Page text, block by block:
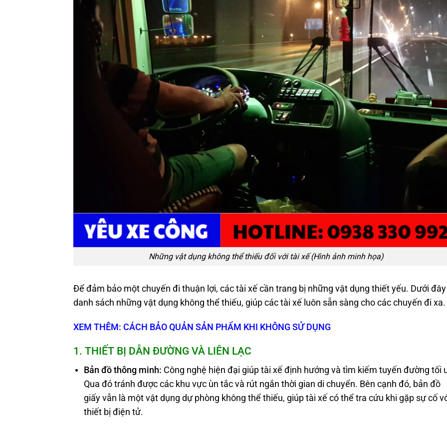
Những vật dụng không thể thiếu đối với tài xế (Hình ảnh minh họa)
Để đảm bảo một chuyến đi thuận lợi, các tài xế cần trang bị những vật dụng thiết yếu. Dưới đây
danh sách những vật dụng không thể thiếu, giúp các tài xế luôn sẵn sàng cho các chuyến đi xa.
XEM THÊM: CÁCH BẢO QUẢN SẢN PHẨM KHI KHÔNG SỬ DỤNG
1. THIẾT BỊ DẪN ĐƯỜNG VÀ LIÊN LẠC
Bản đồ thông minh: Công nghệ hiện đại giúp tài xế định hướng và tìm kiếm tuyến đường tối
Qua đó tránh được các khu vực ùn tắc và rút ngắn thời gian di chuyển. Bên cạnh đó, bản đồ
giấy vẫn là một vật dụng dự phòng không thể thiếu, giúp tài xế có thể tra cứu khi gặp sự cố
thiết bị điện tử.